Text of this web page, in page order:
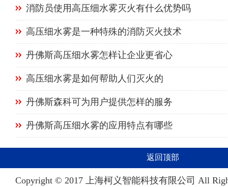
消防员使用高压细水雾灭火有什么优势吗
高压细水雾是一种特殊的消防灭火技术
丹佛斯高压细水雾怎样让企业更省心
高压细水雾是如何帮助人们灭火的
丹佛斯森科可为用户提供怎样的服务
丹佛斯高压细水雾的应用特点有哪些
返回顶部
Copyright © 2017 上海柯义智能科技有限公司 All